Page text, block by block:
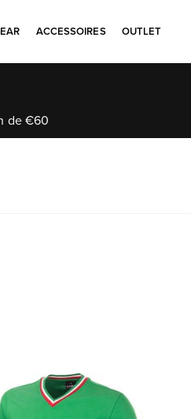
ACCESSOIRES OUTLET